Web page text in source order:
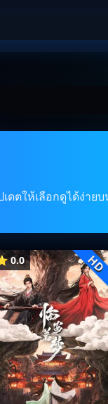
ตให้เลือกดูได้ง่าย
0.0 HD